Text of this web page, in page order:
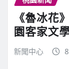
《魯冰花
園客家文
新聞中心